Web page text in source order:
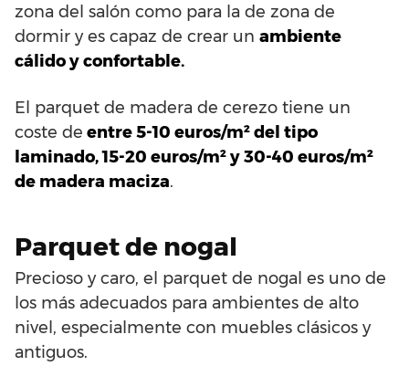
zona del salón como para la de zona de
dormir y es capaz de crear un ambiente
cálido y confortable.
El parquet de madera de cerezo tiene un
coste de entre 5-10 euros/m² del tipo
laminado, 15-20 euros/m² y 30-40 euros/m²
de madera maciza.
Parquet de nogal
Precioso y caro, el parquet de nogal es uno de
los más adecuados para ambientes de alto
nivel, especialmente con muebles clásicos y
antiguos.